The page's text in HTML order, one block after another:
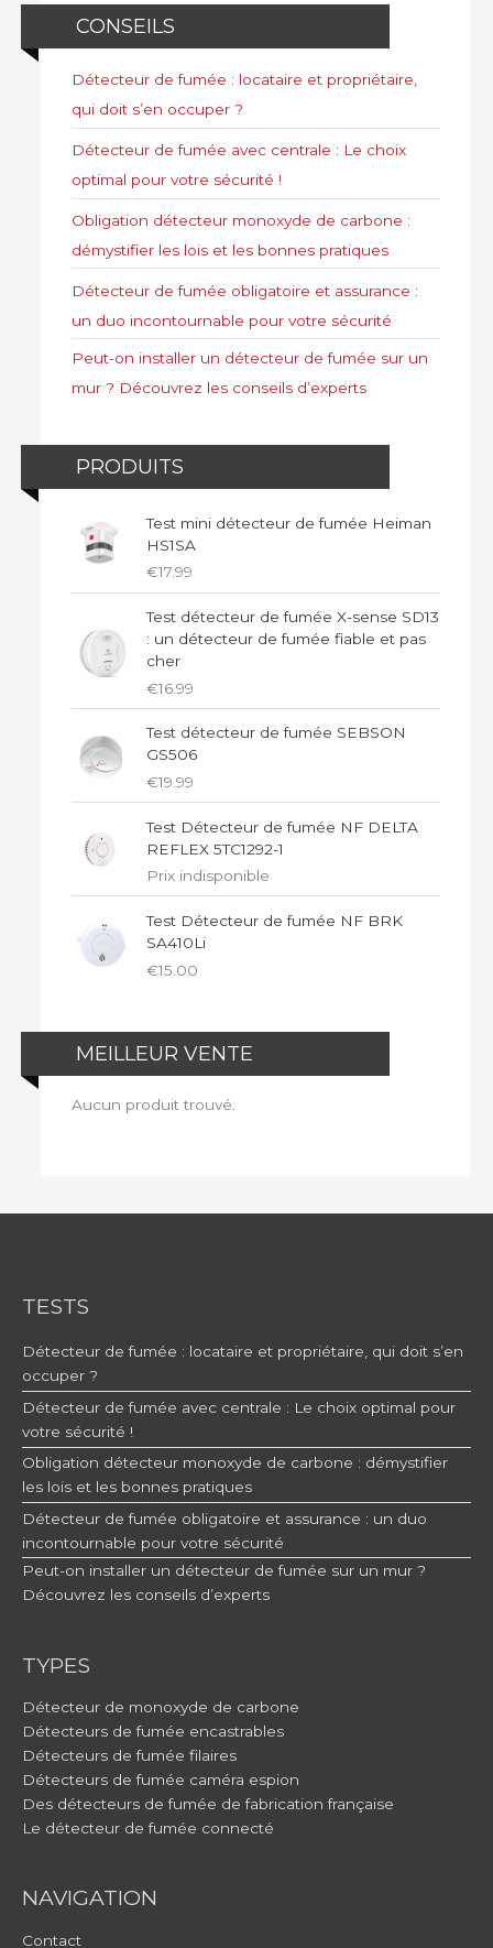
CONSEILS
Détecteur de fumée : locataire et propriétaire,
qui doit s’en occuper ?
Détecteur de fumée avec centrale : Le choix
optimal pour votre sécurité !
Obligation détecteur monoxyde de carbone :
démystifier les lois et les bonnes pratiques
Détecteur de fumée obligatoire et assurance :
un duo incontournable pour votre sécurité
Peut-on installer un détecteur de fumée sur un
mur ? Découvrez les conseils d’experts
PRODUITS
Test mini détecteur de fumée Heiman
HS1SA
€17.99
Test détecteur de fumée X-sense SD13
: un détecteur de fumée fiable et pas
cher
€16.99
Test détecteur de fumée SEBSON
GS506
€19.99
Test Détecteur de fumée NF DELTA
REFLEX 5TC1292-1
Prix indisponible
Test Détecteur de fumée NF BRK
SA410Li
€15.00
MEILLEUR VENTE
Aucun produit trouvé.
TESTS
Détecteur de fumée : locataire et propriétaire, qui doit s’en
occuper ?
Détecteur de fumée avec centrale : Le choix optimal pour
votre sécurité !
Obligation détecteur monoxyde de carbone : démystifier
les lois et les bonnes pratiques
Détecteur de fumée obligatoire et assurance : un duo
incontournable pour votre sécurité
Peut-on installer un détecteur de fumée sur un mur ?
Découvrez les conseils d’experts
TYPES
Détecteur de monoxyde de carbone
Détecteurs de fumée encastrables
Détecteurs de fumée filaires
Détecteurs de fumée caméra espion
Des détecteurs de fumée de fabrication française
Le détecteur de fumée connecté
NAVIGATION
Contact